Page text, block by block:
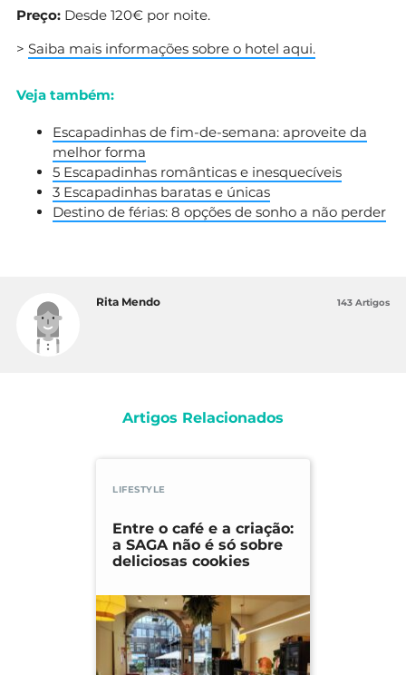
Preço: Desde 120€ por noite.
> Saiba mais informações sobre o hotel aqui.
Veja também:
Escapadinhas de fim-de-semana: aproveite da
melhor forma
5 Escapadinhas românticas e inesquecíveis
3 Escapadinhas baratas e únicas
Destino de férias: 8 opções de sonho a não perder
Rita Mendo 143 Artigos
Artigos Relacionados
LIFESTYLE
Entre o café e a criação:
a SAGA não é só sobre
deliciosas cookies